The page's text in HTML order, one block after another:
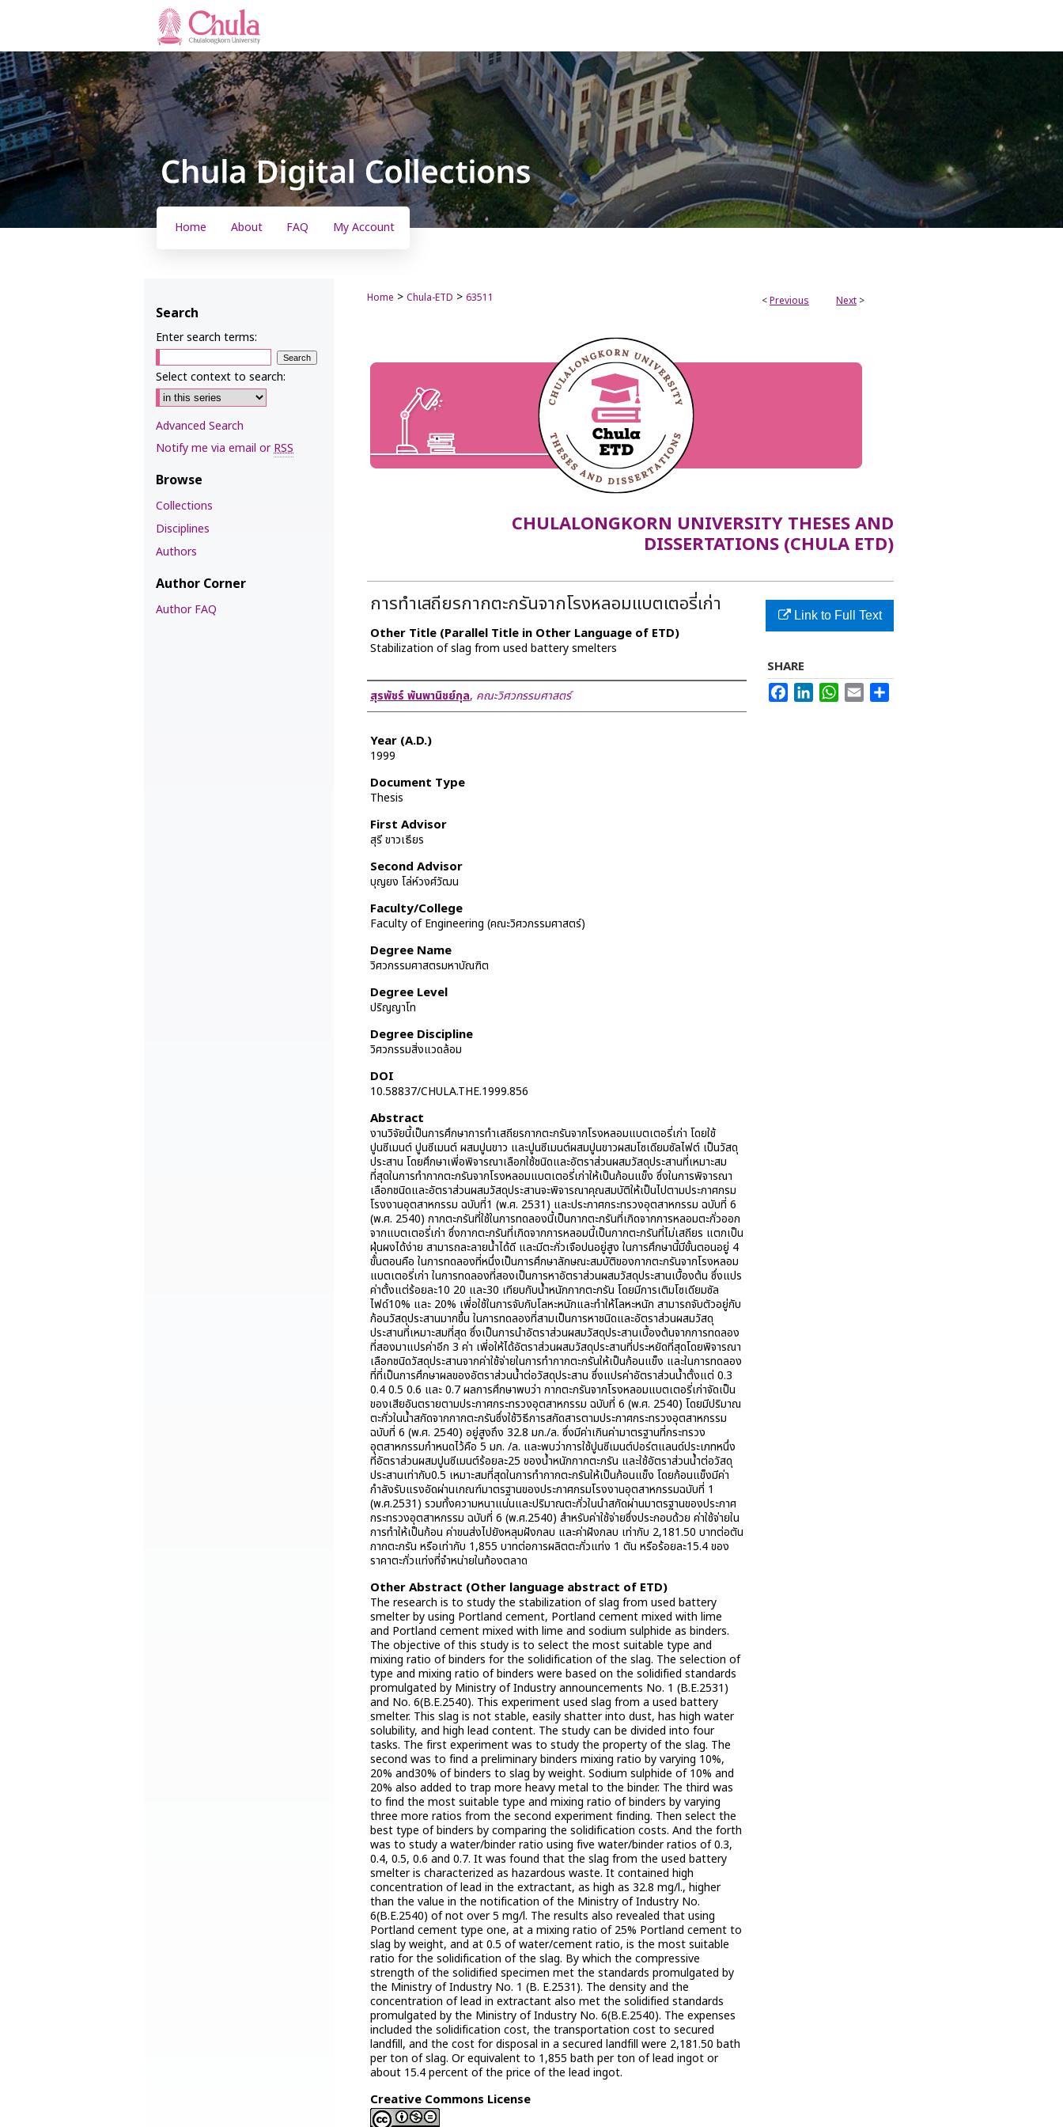
Home About FAQ My Account
<Previous Next >
Home > Chula-ETD > 63511
CHULALONGKORN UNIVERSITY THESES AND
DISSERTATIONS (CHULA ETD)
การทำเสถียรกากตะกรันจากโรงหลอมแบตเตอรี่เก่า
Other Title (Parallel Title in Other Language of ETD)
Stabilization of slag from used battery smelters
Author
สุรพัชร์ พันพานิชย์กุล, คณะวิศวกรรมศาสตร์
Year (A.D.)
1999
Document Type
Thesis
First Advisor
สุรี ขาวเธียร
Second Advisor
บุญยง โล่ห์วงศ์วัฒน
Faculty/College
Faculty of Engineering (คณะวิศวกรรมศาสตร์)
Degree Name
วิศวกรรมศาสตรมหาบัณฑิต
Degree Level
ปริญญาโท
Degree Discipline
วิศวกรรมสิ่งแวดล้อม
DOI
10.58837/CHULA.THE.1999.856
Abstract
งานวิจัยนี้เป็นการศึกษาการทำเสถียรกากตะกรันจากโรงหลอมแบตเตอรี่เก่า โดยใช้
ปูนซีเมนต์ ปูนซีเมนต์ ผสมปูนขาว และปูนซีเมนต์ผสมปูนขาวผสมโซเดียมซัลไฟต์ เป็นวัสดุ
ประสาน โดยศึกษาเพี่อพิจารณาเลือกใช้ชนิดและอัตราส่วนผสมวัสดุประสานที่เหมาะสม
ที่สุดในการทำกากตะกรันจากโรงหลอมแบตเตอรี่เก่าให้เป็นก้อนแข็ง ซึ่งในการพิจารณา
เลือกชนิดและอัตราส่วนผสมวัสดุประสานจะพิจารณาคุณสมบัติให้เป็นไปตามประกาศกรม
โรงงานอุตสาหกรรม ฉบับที่1 (พ.ศ. 2531) และประกาศกระทรวงอุตสาหกรรม ฉบับที่ 6
(พ.ศ. 2540) กากตะกรันที่ใช้ในการทดลองนี้เป็นกากตะกรันที่เกิดจากการหลอมตะกั่วออก
จากแบตเตอรี่เก่า ซึ่งกากตะกรันที่เกิดจากการหลอมนี้เป็นกากตะกรันที่ไม่เสถียร แตกเป็น
ฝุ่นผงได้ง่าย สามารถละลายน้ำได้ดี และมีตะกั่วเจือปนอยู่สูง ในการศึกษานี้มีขั้นตอนอยู่ 4
ขั้นตอนคือ ในการทดลองที่หนึ่งเป็นการศึกษาลักษณะสมบัติของกากตะกรันจากโรงหลอม
แบตเตอรี่เก่า ในการทดลองที่สองเป็นการหาอัตราส่วนผสมวัสดุประสานเบื้องต้น ซึ่งแปร
ค่าตั้งแต่ร้อยละ10 20 และ30 เทียบกับน้ำหนักกากตะกรัน โดยมีการเติมโซเดียมซัล
ไฟด์10% และ 20% เพี่อใช้ในการจับกับโลหะหนักและทำให้โลหะหนัก สามารถจับตัวอยู่กับ
ก้อนวัสดุประสานมากขึ้น ในการทดลองที่สามเป็นการหาชนิดและอัตราส่วนผสมวัสดุ
ประสานที่เหมาะสมที่สุด ซึ่งเป็นการนำอัตราส่วนผสมวัสดุประสานเบื้องต้นจากการทดลอง
ที่สองมาแปรค่าอีก 3 ค่า เพี่อให้ได้อัตราส่วนผสมวัสดุประสานที่ประหยัดที่สุดโดยพิจารณา
เลือกชนิดวัสดุประสานจากค่าใช้จ่ายในการทำกากตะกรันให้เป็นก้อนแข็ง และในการทดลอง
ที่ที่เป็นการศึกษาผลของอัตราส่วนน้ำต่อวัสดุประสาน ซึ่งแปรค่าอัตราส่วนน้ำตั้งแต่ 0.3
0.4 0.5 0.6 และ 0.7 ผลการศึกษาพบว่า กากตะกรันจากโรงหลอมแบตเตอรี่เก่าจัดเป็น
ของเสียอันตรายตามประกาศกระทรวงอุตสาหกรรม ฉบับที่ 6 (พ.ศ. 2540) โดยมีปริมาณ
ตะกั่วในน้ำสกัดจากกากตะกรันซึ่งใช้วิธีการสกัดสารตามประกาศกระทรวงอุตสาหกรรม
ฉบับที่ 6 (พ.ศ. 2540) อยู่สูงถึง 32.8 มก./ล. ซึ่งมีค่าเกินค่ามาตรฐานที่กระทรวง
อุตสาหกรรมกำหนดไว้คือ 5 มก. /ล. และพบว่าการใช้ปูนซีเมนต์ปอร์ตแลนด์ประเภทหนึ่ง
ที่อัตราส่วนผสมปูนซีเมนต์ร้อยละ25 ของน้ำหนักกากตะกรัน และใช้อัตราส่วนน้ำต่อวัสดุ
ประสานเท่ากับ0.5 เหมาะสมที่สุดในการทำกากตะกรันให้เป็นก้อนแข็ง โดยก้อนแข็งมีค่า
กำลังรับแรงอัดผ่านเกณฑ์มาตรฐานของประกาศกรมโรงงานอุตสาหกรรมฉบับที่ 1
(พ.ศ.2531) รวมทั้งความหนาแน่นและปริมาณตะกั่วในนำสกัดผ่านมาตรฐานของประกาศ
กระทรวงอุตสาหกรรม ฉบับที่ 6 (พ.ศ.2540) สำหรับค่าใช้จ่ายซึ่งประกอบด้วย ค่าใช้จ่ายใน
การทำให้เป็นก้อน ค่าขนส่งไปยังหลุมฝังกลบ และค่าฝังกลบ เท่ากับ 2,181.50 บาทต่อตัน
กากตะกรัน หรือเท่ากับ 1,855 บาทต่อการผลิตตะกั่วแท่ง 1 ตัน หรือร้อยละ15.4 ของ
ราคาตะกั่วแท่งที่จำหน่ายในท้องตลาด
Other Abstract (Other language abstract of ETD)
The research is to study the stabilization of slag from used battery
smelter by using Portland cement, Portland cement mixed with lime
and Portland cement mixed with lime and sodium sulphide as binders.
The objective of this study is to select the most suitable type and
mixing ratio of binders for the solidification of the slag. The selection of
type and mixing ratio of binders were based on the solidified standards
promulgated by Ministry of Industry announcements No. 1 (B.E.2531)
and No. 6(B.E.2540). This experiment used slag from a used battery
smelter. This slag is not stable, easily shatter into dust, has high water
solubility, and high lead content. The study can be divided into four
tasks. The first experiment was to study the property of the slag. The
second was to find a preliminary binders mixing ratio by varying 10%,
20% and30% of binders to slag by weight. Sodium sulphide of 10% and
20% also added to trap more heavy metal to the binder. The third was
to find the most suitable type and mixing ratio of binders by varying
three more ratios from the second experiment finding. Then select the
best type of binders by comparing the solidification costs. And the forth
was to study a water/binder ratio using five water/binder ratios of 0.3,
0.4, 0.5, 0.6 and 0.7. It was found that the slag from the used battery
smelter is characterized as hazardous waste. It contained high
concentration of lead in the extractant, as high as 32.8 mg/l., higher
than the value in the notification of the Ministry of Industry No.
6(B.E.2540) of not over 5 mg/l. The results also revealed that using
Portland cement type one, at a mixing ratio of 25% Portland cement to
slag by weight, and at 0.5 of water/cement ratio, is the most suitable
ratio for the solidification of the slag. By which the compressive
strength of the solidified specimen met the standards promulgated by
the Ministry of Industry No. 1 (B. E.2531). The density and the
concentration of lead in extractant also met the solidified standards
promulgated by the Ministry of Industry No. 6(B.E.2540). The expenses
included the solidification cost, the transportation cost to secured
landfill, and the cost for disposal in a secured landfill were 2,181.50 bath
per ton of slag. Or equivalent to 1,855 bath per ton of lead ingot or
about 15.4 percent of the price of the lead ingot.
Creative Commons License
Link to Full Text
SHARE
FacebookLinkedInWhatsApp
Email
Search
Enter search terms:
Select context to search:
Advanced Search
Notify me via email orRSS
Browse
Collections
Disciplines
Authors
Author Corner
Author FAQ